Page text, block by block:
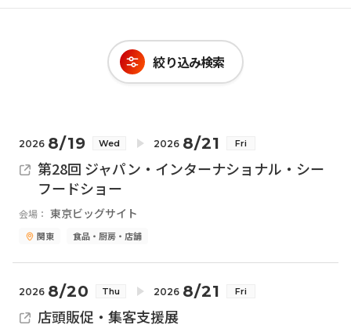
絞り込み検索
2026 8/19 Wed 2026 8/21 Fri
第28回 ジャパン・インターナショナル・シー
フードショー
会場： 東京ビッグサイト
関東 食品・厨房・店舗
2026 8/20 Thu 2026 8/21 Fri
店頭販促・集客支援展